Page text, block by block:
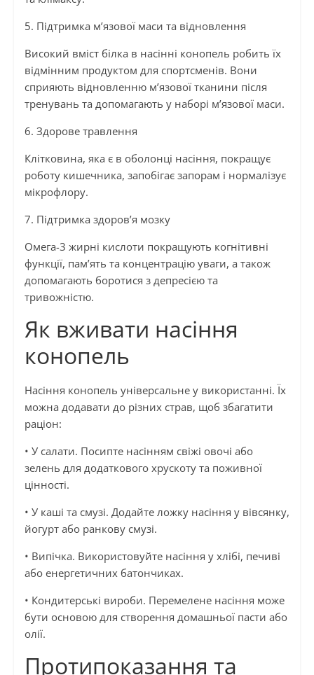
5. Підтримка м’язової маси та відновлення
Високий вміст білка в насінні конопель робить їх
відмінним продуктом для спортсменів. Вони
сприяють відновленню м’язової тканини після
тренувань та допомагають у наборі м’язової маси.
6. Здорове травлення
Клітковина, яка є в оболонці насіння, покращує
роботу кишечника, запобігає запорам і нормалізує
мікрофлору.
7. Підтримка здоров’я мозку
Омега-3 жирні кислоти покращують когнітивні
функції, пам’ять та концентрацію уваги, а також
допомагають боротися з депресією та
тривожністю.
Як вживати насіння
конопель
Насіння конопель універсальне у використанні. Їх
можна додавати до різних страв, щоб збагатити
раціон:
• У салати. Посипте насінням свіжі овочі або
зелень для додаткового хрускоту та поживної
цінності.
• У каші та смузі. Додайте ложку насіння у вівсянку,
йогурт або ранкову смузі.
• Випічка. Використовуйте насіння у хлібі, печиві
або енергетичних батончиках.
• Кондитерські вироби. Перемелене насіння може
бути основою для створення домашньої пасти або
олії.
Протипоказання та